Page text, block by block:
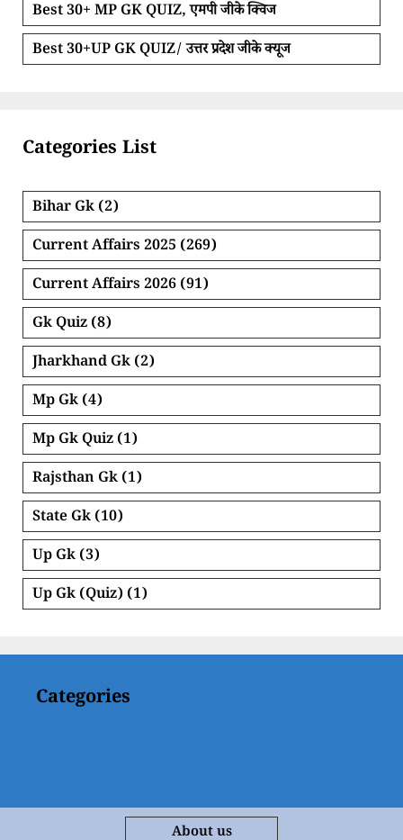
Best 30+ MP GK QUIZ, एमपी जीके क्विज
Best 30+UP GK QUIZ/ उत्तर प्रदेश जीके क्यूज
Categories List
Bihar Gk (2)
Current Affairs 2025 (269)
Current Affairs 2026 (91)
Gk Quiz (8)
Jharkhand Gk (2)
Mp Gk (4)
Mp Gk Quiz (1)
Rajsthan Gk (1)
State Gk (10)
Up Gk (3)
Up Gk (Quiz) (1)
Categories
About us